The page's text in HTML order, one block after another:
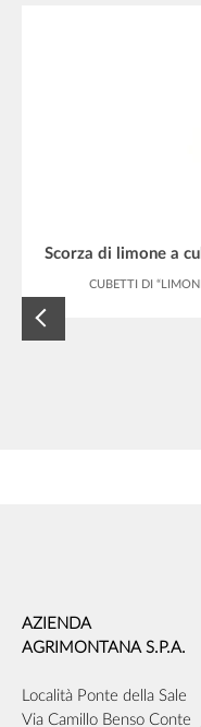
Scorza di limone a
CUBETTI DI
AZIENDA
AGRIMONTANA S.P.A.
Località Ponte della Sale
Via Camillo Benso Conte